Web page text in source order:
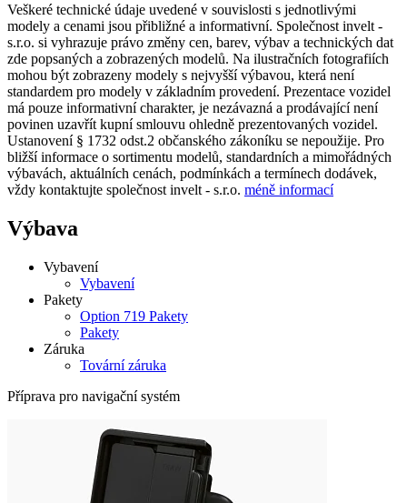
Veškeré technické údaje uvedené v souvislosti s jednotlivými
modely a cenami jsou přibližné a informativní. Společnost invelt -
s.r.o. si vyhrazuje právo změny cen, barev, výbav a technických dat
zde popsaných a zobrazených modelů. Na ilustračních fotografiích
mohou být zobrazeny modely s nejvyšší výbavou, která není
standardem pro modely v základním provedení. Prezentace vozidel
má pouze informativní charakter, je nezávazná a prodávající není
povinen uzavřít kupní smlouvu ohledně prezentovaných vozidel.
Ustanovení § 1732 odst.2 občanského zákoníku se nepoužije. Pro
bližší informace o sortimentu modelů, standardních a mimořádných
výbavách, aktuálních cenách, podmínkách a termínech dodávek,
vždy kontaktujte společnost invelt - s.r.o. méně informací
Výbava
Vybavení
Vybavení
Pakety
Option 719 Pakety
Pakety
Záruka
Tovární záruka
Příprava pro navigační systém